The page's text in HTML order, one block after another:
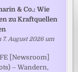
& Co.: Wie
zu Kraftquellen
7. August 2026 um
[Newsroom]
– Wandern,